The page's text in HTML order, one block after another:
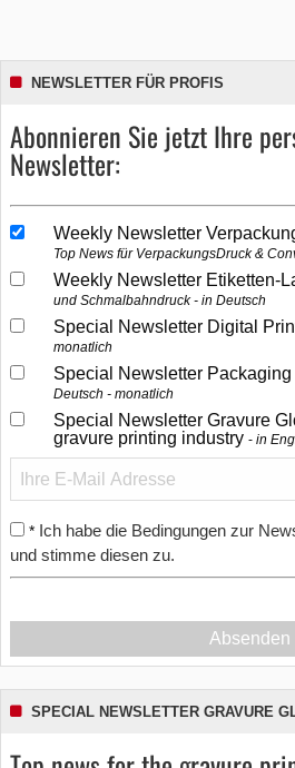
NEWSLETTER FÜR PROFIS
Abonnieren Sie jetzt Ihre
Newsletter:
Weekly Newsletter
Top News für VerpackungsDruck &
Weekly Newsletter Etiketten-
und Schmalbahndruck - in Deutsch
Special Newsletter Digital
monatlich
Special Newsletter
Deutsch - monatlich
Special Newsletter Gravure
gravure printing industry
in
* Ich habe die Bedingungen zur
und stimme diesen zu.
Absenden
SPECIAL NEWSLETTER GRAVURE